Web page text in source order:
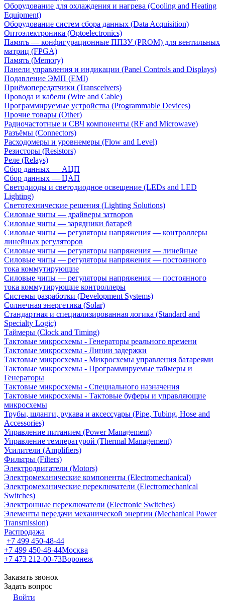
Оборудование для охлаждения и нагрева (Cooling and Heating
Equipment)
Оборудование систем сбора данных (Data Acquisition)
Оптоэлектроника (Optoelectronics)
Память — конфигурационные ППЗУ (PROM) для вентильных
матриц (FPGA)
Память (Memory)
Панели управления и индикации (Panel Controls and Displays)
Подавление ЭМП (EMI)
Приёмопередатчики (Transceivers)
Провода и кабели (Wire and Cable)
Программируемые устройства (Programmable Devices)
Прочие товары (Other)
Радиочастотные и СВЧ компоненты (RF and Microwave)
Разъёмы (Connectors)
Расходомеры и уровнемеры (Flow and Level)
Резисторы (Resistors)
Реле (Relays)
Сбор данных — АЦП
Сбор данных — ЦАП
Светодиоды и светодиодное освещение (LEDs and LED
Lighting)
Светотехнические решения (Lighting Solutions)
Силовые чипы — драйверы затворов
Силовые чипы — зарядники батарей
Силовые чипы — регуляторы напряжения — контроллеры
линейных регуляторов
Силовые чипы — регуляторы напряжения — линейные
Силовые чипы — регуляторы напряжения — постоянного
тока коммутирующие
Силовые чипы — регуляторы напряжения — постоянного
тока коммутирующие контроллеры
Системы разработки (Development Systems)
Солнечная энергетика (Solar)
Стандартная и специализированная логика (Standard and
Specialty Logic)
Таймеры (Clock and Timing)
Тактовые микросхемы - Генераторы реального времени
Тактовые микросхемы - Линии задержки
Тактовые микросхемы - Микросхемы управления батареями
Тактовые микросхемы - Программируемые таймеры и
Генераторы
Тактовые микросхемы - Специального назначения
Тактовые микросхемы - Тактовые буферы и управляющие
микросхемы
Трубы, шланги, рукава и аксессуары (Pipe, Tubing, Hose and
Accessories)
Управление питанием (Power Management)
Управление температурой (Thermal Management)
Усилители (Amplifiers)
Фильтры (Filters)
Электродвигатели (Motors)
Электромеханические компоненты (Electromechanical)
Электромеханические переключатели (Electromechanical
Switches)
Электронные переключатели (Electronic Switches)
Элементы передачи механической энергии (Mechanical Power
Transmission)
Распродажа
+7 499 450-48-44
+7 499 450-48-44Москва
+7 473 212-00-73Воронеж
Заказать звонок
Задать вопрос
Войти